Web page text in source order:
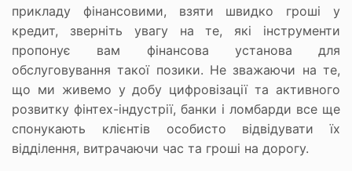
прикладу фінансовими, взяти швидко гроші у
кредит, зверніть увагу на те, які інструменти
пропонує вам фінансова установа для
обслуговування такої позики. Не зважаючи на те,
що ми живемо у добу цифровізації та активного
розвитку фінтех-індустрії, банки і ломбарди все ще
спонукають клієнтів особисто відвідувати їх
відділення, витрачаючи час та гроші на дорогу.